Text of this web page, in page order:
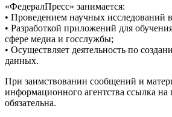
«ФедералПресс» занимается:
• Проведением научных исследований
• Разработкой приложений для
сфере медиа и госслужбы;
• Осуществляет деятельность по
данных.
При заимствовании сообщений и
информационного агентства ссылка на
обязательна.